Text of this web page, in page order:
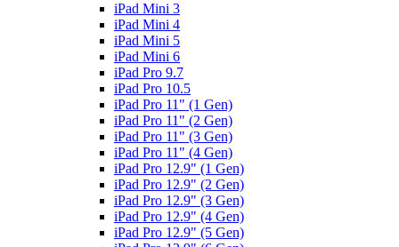
iPad Mini 3
iPad Mini 4
iPad Mini 5
iPad Mini 6
iPad Pro 9.7
iPad Pro 10.5
iPad Pro 11" (1 Gen)
iPad Pro 11" (2 Gen)
iPad Pro 11" (3 Gen)
iPad Pro 11" (4 Gen)
iPad Pro 12.9" (1 Gen)
iPad Pro 12.9" (2 Gen)
iPad Pro 12.9" (3 Gen)
iPad Pro 12.9" (4 Gen)
iPad Pro 12.9" (5 Gen)